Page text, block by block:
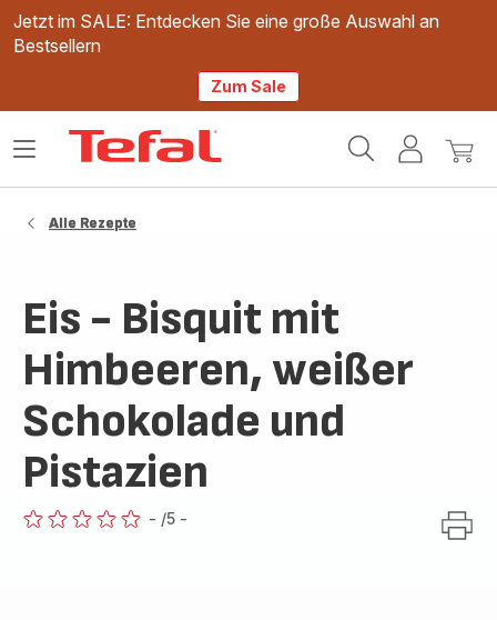
Jetzt im SALE: Entdecken Sie eine große Auswahl an
Bestsellern
Zum Sale
Mein
Mein
Das
Alle Rezepte
Eis - Bisquit mit
Himbeeren, weißer
Schokolade und
Pistazien
- /5 -